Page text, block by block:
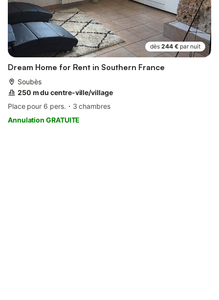
dès 244 € par nuit
Dream Home for Rent in Southern France
Soubès
250 m du centre-ville/village
Place pour 6 pers.
3 chambres
Annulation GRATUITE